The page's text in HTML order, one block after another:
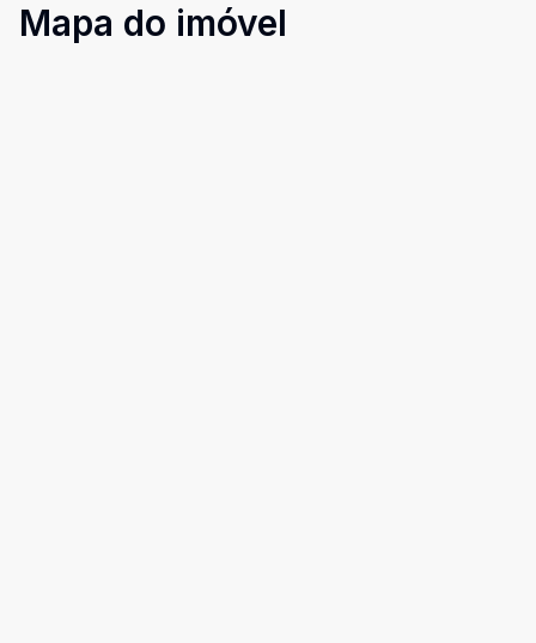
Mapa do imóvel